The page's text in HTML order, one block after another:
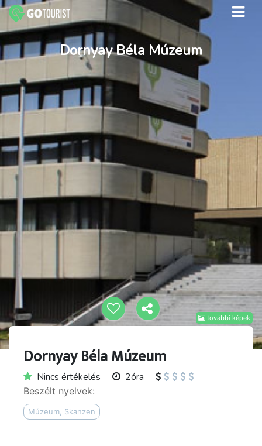
további képek
Dornyay Béla Múzeum
Dornyay Béla Múzeum
Nincs értékelés 2óra
Beszélt nyelvek:
Múzeum, Skanzen